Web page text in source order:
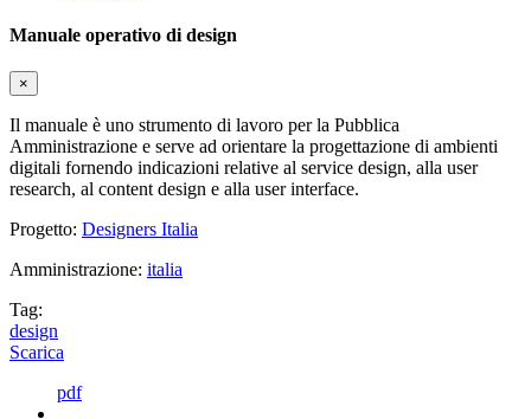
Manuale operativo di design
×
Il manuale è uno strumento di lavoro per la Pubblica
Amministrazione e serve ad orientare la progettazione di ambienti
digitali fornendo indicazioni relative al service design, alla user
research, al content design e alla user interface.
Progetto: Designers Italia
Amministrazione: italia
Tag:
design
Scarica
pdf